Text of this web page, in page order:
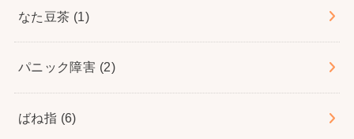
なた豆茶 (1)
パニック障害 (2)
ばね指 (6)